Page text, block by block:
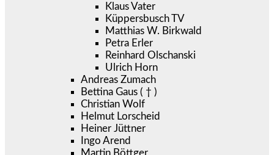
Klaus Vater
Küppersbusch TV
Matthias W. Birkwald
Petra Erler
Reinhard Olschanski
Ulrich Horn
Andreas Zumach
Bettina Gaus ( † )
Christian Wolf
Helmut Lorscheid
Heiner Jüttner
Ingo Arend
Martin Böttger